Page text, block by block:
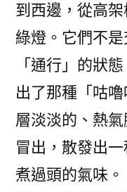
到西邊，從高
綠燈。它們不
「通行」的狀
出了那種「咕
層淡淡的、熱
冒出，散發出
煮過頭的氣味